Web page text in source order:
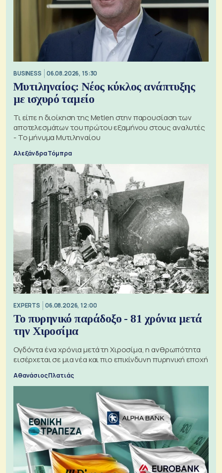
BUSINESS 06.08.2026, 15:30
Μυτιληναίος: Νέος κύκλος ανάπτυξης
με ισχυρό ταμείο
Τι είπε η διοίκηση της Metlen στην παρουσίαση των
αποτελεσμάτων του πρώτου εξαμήνου στους αναλυτές
- Το μήνυμα Μυτιληναίου
Αλεξάνδρα Τόμπρα
EXPERTS 06.08.2026, 12:00
Το πυρηνικό παράδοξο - 81 χρόνια μετά
την Χιροσίμα
Ογδόντα ένα χρόνια μετά τη Χιροσίμα, η ανθρωπότητα
εισέρχεται σε μια νέα και πιο επικίνδυνη πυρηνική εποχή
Αθανάσιος Πλατιάς